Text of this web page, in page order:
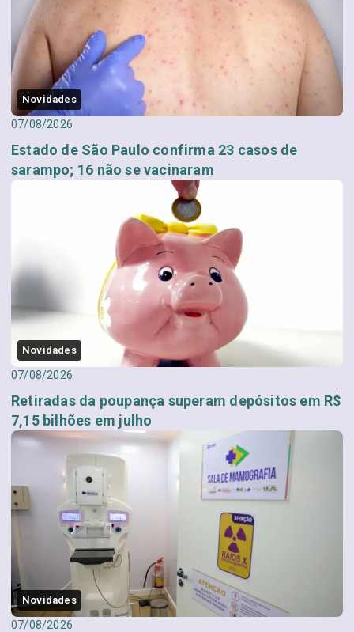
Novidades
07/08/2026
Estado de São Paulo confirma 23 casos de
sarampo; 16 não se vacinaram
Novidades
07/08/2026
Retiradas da poupança superam depósitos em R$
7,15 bilhões em julho
Novidades
07/08/2026